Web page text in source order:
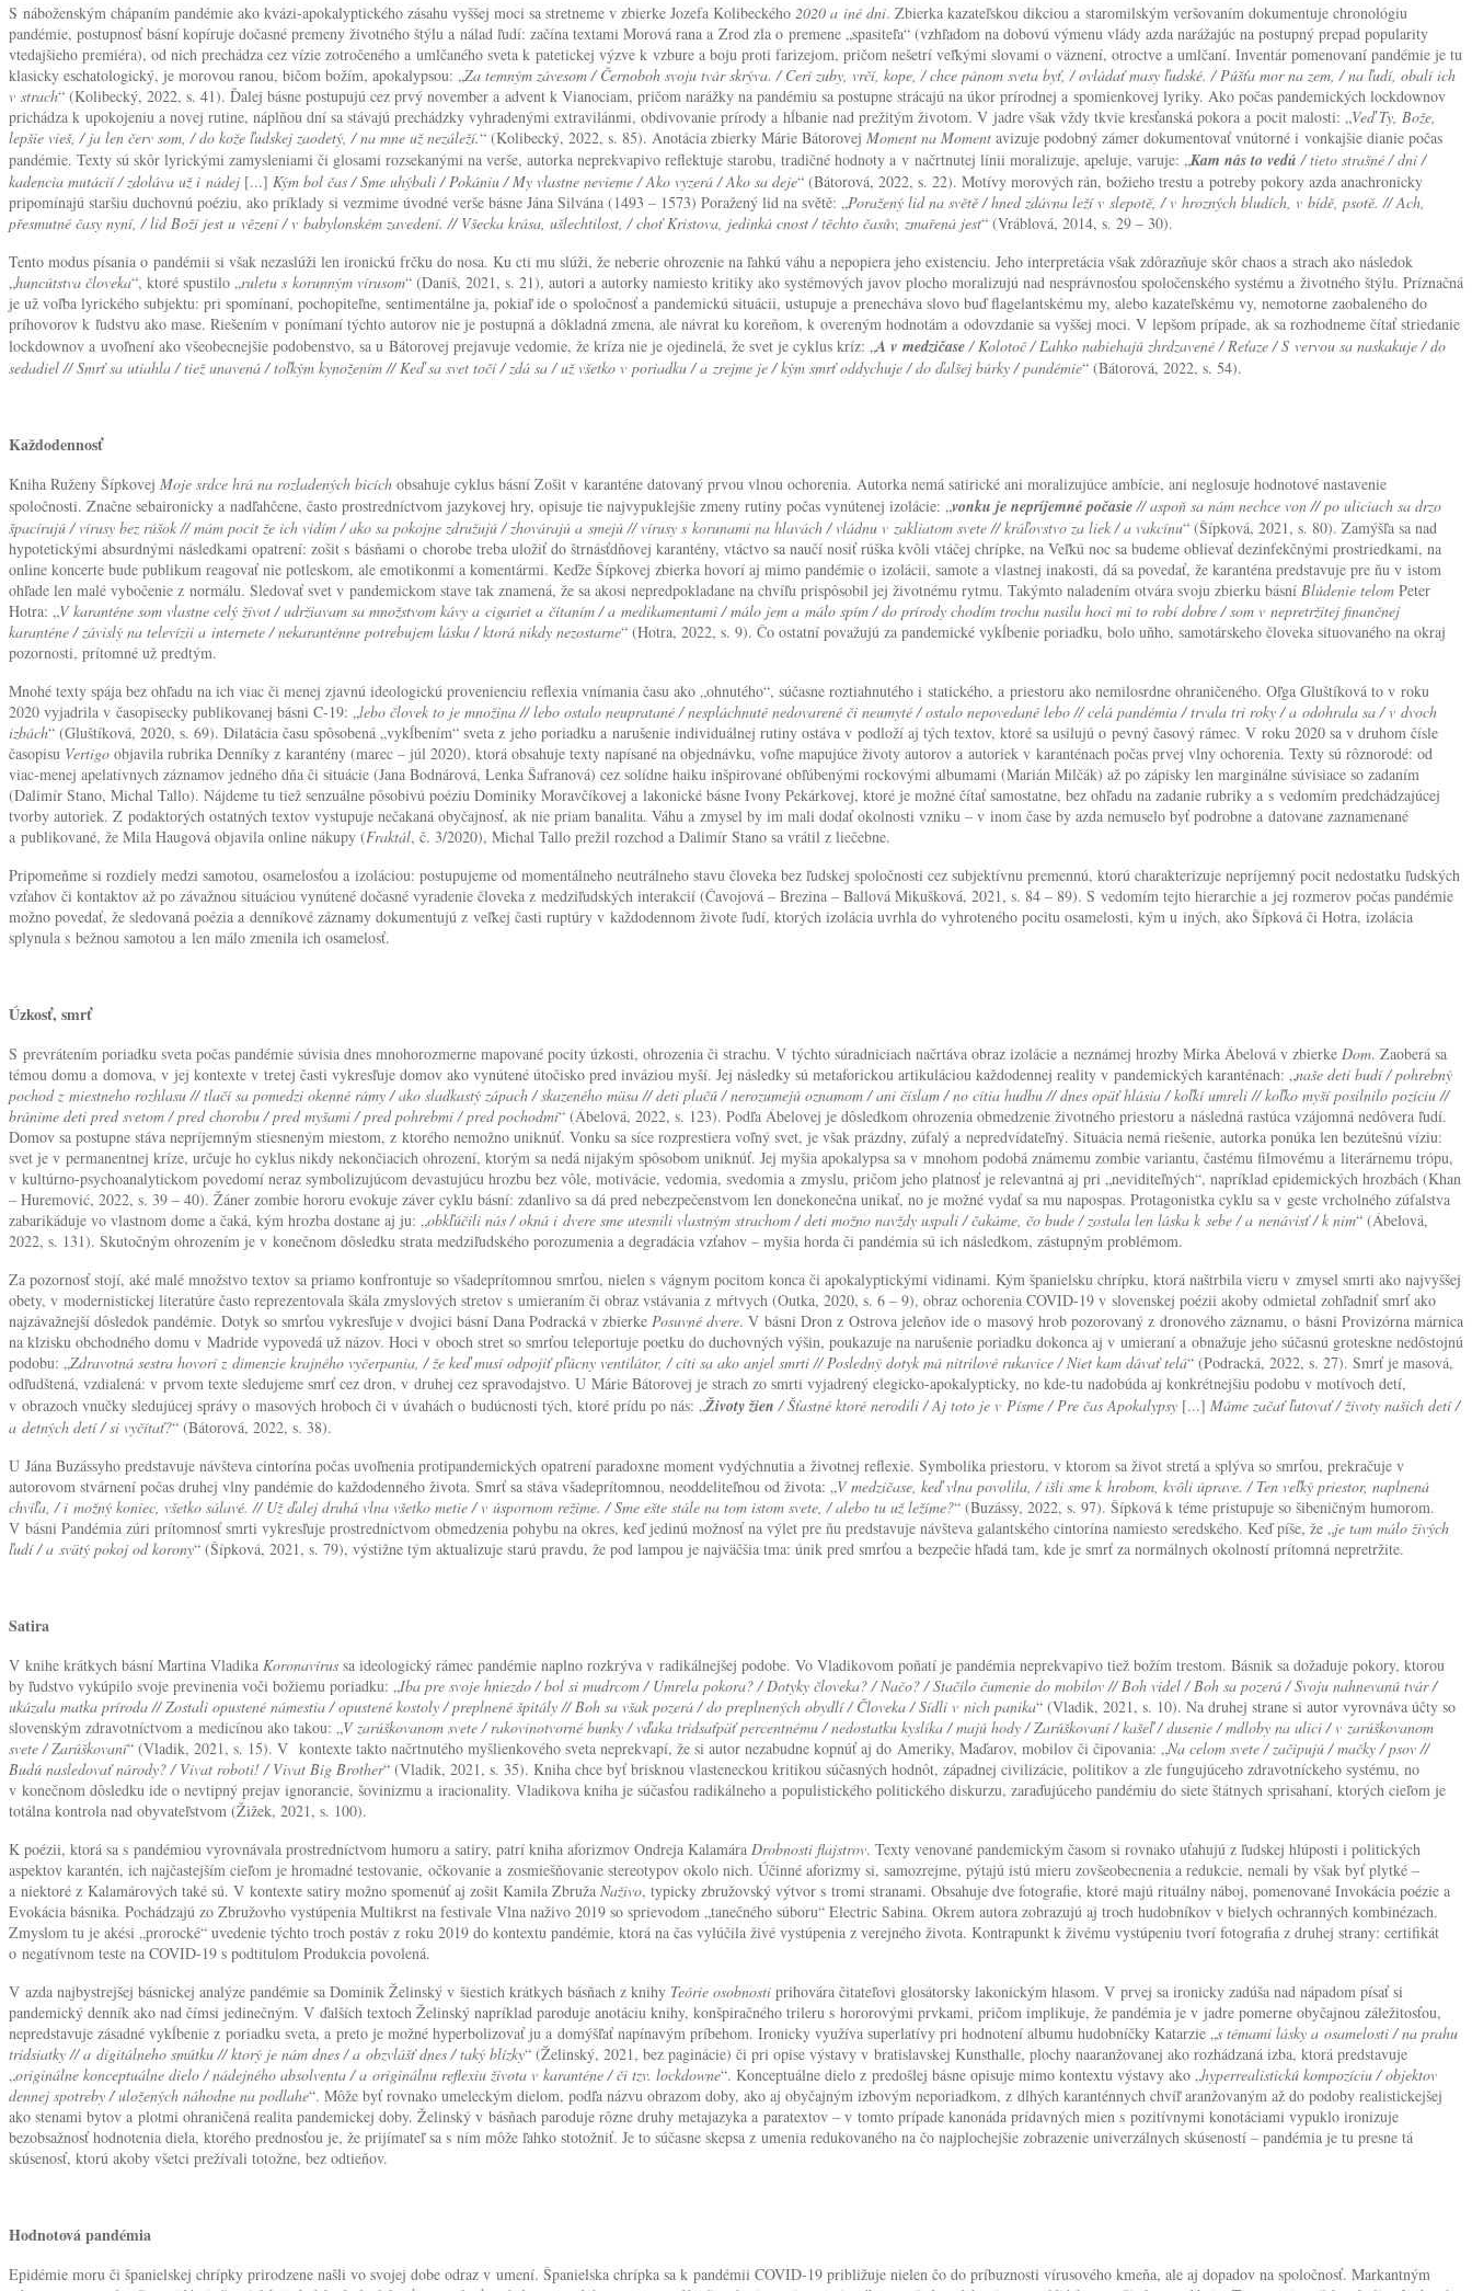
S náboženským chápaním pandémie ako kvázi-apokalyptického zásahu vyššej moci sa stretneme v zbierke Jozefa Kolibeckého 2020 a iné dni. Zbierka kazateľskou dikciou a staromilským veršovaním dokumentuje chronológiu
pandémie, postupnosť básní kopíruje dočasné premeny životného štýlu a nálad ľudí: začína textami Morová rana a Zrod zla o premene „spasiteľa“ (vzhľadom na dobovú výmenu vlády azda narážajúc na postupný prepad popularity
vtedajšieho premiéra), od nich prechádza cez vízie zotročeného a umlčaného sveta k patetickej výzve k vzbure a boju proti farizejom, pričom nešetrí veľkými slovami o väznení, otroctve a umlčaní. Inventár pomenovaní pandémie je tu
klasicky eschatologický, je morovou ranou, bičom božím, apokalypsou: „Za temným závesom / Černoboh svoju tvár skrýva. / Cerí zuby, vrčí, kope, / chce pánom sveta byť, / ovládať masy ľudské. / Púšťa mor na zem, / na ľudí, obalí ich
v strach“ (Kolibecký, 2022, s. 41). Ďalej básne postupujú cez prvý november a advent k Vianociam, pričom narážky na pandémiu sa postupne strácajú na úkor prírodnej a spomienkovej lyriky. Ako počas pandemických lockdownov
prichádza k upokojeniu a novej rutine, náplňou dní sa stávajú prechádzky vyhradenými extravilánmi, obdivovanie prírody a hĺbanie nad prežitým životom. V jadre však vždy tkvie kresťanská pokora a pocit malosti: „Veď Ty, Bože,
lepšie vieš, / ja len červ som, / do kože ľudskej zaodetý, / na mne už nezáleží.“ (Kolibecký, 2022, s. 85). Anotácia zbierky Márie Bátorovej Moment na Moment avizuje podobný zámer dokumentovať vnútorné i vonkajšie dianie počas
pandémie. Texty sú skôr lyrickými zamysleniami či glosami rozsekanými na verše, autorka neprekvapivo reflektuje starobu, tradičné hodnoty a v načrtnutej línii moralizuje, apeluje, varuje: „Kam nás to vedú/ tieto strašné / dni /
kadencia mutácií / zdoláva už i nádej [...] Kým bol čas / Sme uhýbali / Pokániu / My vlastne nevieme / Ako vyzerá / Ako sa deje“ (Bátorová, 2022, s. 22). Motívy morových rán, božieho trestu a potreby pokory azda anachronicky
pripomínajú staršiu duchovnú poéziu, ako príklady si vezmime úvodné verše básne Jána Silvána (1493 – 1573) Poražený lid na světě: „Poražený lid na světě / hned zdávna leží v slepotě, / v hrozných bludích, v bídě, psotě. // Ach,
přesmutné časy nyní, / lid Boží jest u vězení / v babylonském zavedení. // Všecka krása, ušlechtilost, / choť Kristova, jedinká cnost / těchto časův, zmařená jest“ (Vráblová, 2014, s. 29 – 30).
Tento modus písania o pandémii si však nezaslúži len ironickú frčku do nosa. Ku cti mu slúži, že neberie ohrozenie na ľahkú váhu a nepopiera jeho existenciu. Jeho interpretácia však zdôrazňuje skôr chaos a strach ako následok
„huncútstva človeka“, ktoré spustilo „ruletu s korunným vírusom“ (Daniš, 2021, s. 21), autori a autorky namiesto kritiky ako systémových javov plocho moralizujú nad nesprávnosťou spoločenského systému a životného štýlu. Príznačná
je už voľba lyrického subjektu: pri spomínaní, pochopiteľne, sentimentálne ja, pokiaľ ide o spoločnosť a pandemickú situácii, ustupuje a prenecháva slovo buď flagelantskému my, alebo kazateľskému vy, nemotorne zaobaleného do
príhovorov k ľudstvu ako mase. Riešením v ponímaní týchto autorov nie je postupná a dôkladná zmena, ale návrat ku koreňom, k overeným hodnotám a odovzdanie sa vyššej moci. V lepšom prípade, ak sa rozhodneme čítať striedanie
lockdownov a uvoľnení ako všeobecnejšie podobenstvo, sa u Bátorovej prejavuje vedomie, že kríza nie je ojedinelá, že svet je cyklus kríz: „A v medzičase/ Kolotoč / Ľahko nabiehajú zhrdzavené / Reťaze / S vervou sa naskakuje / do
sedadiel // Smrť sa utiahla / tiež unavená / toľkým kynožením // Keď sa svet točí / zdá sa / už všetko v poriadku / a zrejme je / kým smrť oddychuje / do ďalšej búrky / pandémie“ (Bátorová, 2022, s. 54).
Každodennosť
Kniha Ruženy Šípkovej Moje srdce hrá na rozladených bicích obsahuje cyklus básní Zošit v karanténe datovaný prvou vlnou ochorenia. Autorka nemá satirické ani moralizujúce ambície, ani neglosuje hodnotové nastavenie
spoločnosti. Značne sebaironicky a nadľahčene, často prostredníctvom jazykovej hry, opisuje tie najvypuklejšie zmeny rutiny počas vynútenej izolácie: „vonku je nepríjemné počasie // aspoň sa nám nechce von // po uliciach sa drzo
špacírujú / vírusy bez rúšok // mám pocit že ich vidím / ako sa pokojne združujú / zhovárajú a smejú // vírusy s korunami na hlavách / vládnu v zakliatom svete // kráľovstvo za liek / a vakcínu“ (Šípková, 2021, s. 80). Zamýšľa sa nad
hypotetickými absurdnými následkami opatrení: zošit s básňami o chorobe treba uložiť do štrnásťdňovej karantény, vtáctvo sa naučí nosiť rúška kvôli vtáčej chrípke, na Veľkú noc sa budeme oblievať dezinfekčnými prostriedkami, na
online koncerte bude publikum reagovať nie potleskom, ale emotikonmi a komentármi. Keďže Šípkovej zbierka hovorí aj mimo pandémie o izolácii, samote a vlastnej inakosti, dá sa povedať, že karanténa predstavuje pre ňu v istom
ohľade len malé vybočenie z normálu. Sledovať svet v pandemickom stave tak znamená, že sa akosi nepredpokladane na chvíľu prispôsobil jej životnému rytmu. Takýmto naladením otvára svoju zbierku básní Blúdenie telom Peter
Hotra: „V karanténe som vlastne celý život / udržiavam sa množstvom kávy a cigariet a čítaním / a medikamentami / málo jem a málo spím / do prírody chodím trochu nasilu hoci mi to robí dobre / som v nepretržitej finančnej
karanténe / závislý na televízii a internete / nekaranténne potrebujem lásku / ktorá nikdy nezostarne“ (Hotra, 2022, s. 9). Čo ostatní považujú za pandemické vykĺbenie poriadku, bolo uňho, samotárskeho človeka situovaného na okraj
pozornosti, prítomné už predtým.
Mnohé texty spája bez ohľadu na ich viac či menej zjavnú ideologickú provenienciu reflexia vnímania času ako „ohnutého“, súčasne roztiahnutého i statického, a priestoru ako nemilosrdne ohraničeného. Oľga Gluštíková to v roku
2020 vyjadrila v časopisecky publikovanej básni C-19: „lebo človek to je množina // lebo ostalo neupratané / nespláchnuté nedovarené či neumyté / ostalo nepovedané lebo // celá pandémia / trvala tri roky / a odohrala sa / v dvoch
izbách“ (Gluštíková, 2020, s. 69). Dilatácia času spôsobená „vykĺbením“ sveta z jeho poriadku a narušenie individuálnej rutiny ostáva v podloží aj tých textov, ktoré sa usilujú o pevný časový rámec. V roku 2020 sa v druhom čísle
časopisu Vertigo objavila rubrika Denníky z karantény (marec – júl 2020), ktorá obsahuje texty napísané na objednávku, voľne mapujúce životy autorov a autoriek v karanténach počas prvej vlny ochorenia. Texty sú rôznorodé: od
viac-menej apelatívnych záznamov jedného dňa či situácie (Jana Bodnárová, Lenka Šafranová) cez solídne haiku inšpirované obľúbenými rockovými albumami (Marián Milčák) až po zápisky len marginálne súvisiace so zadaním
(Dalimír Stano, Michal Tallo). Nájdeme tu tiež senzuálne pôsobivú poéziu Dominiky Moravčíkovej a lakonické básne Ivony Pekárkovej, ktoré je možné čítať samostatne, bez ohľadu na zadanie rubriky a s vedomím predchádzajúcej
tvorby autoriek. Z podaktorých ostatných textov vystupuje nečakaná obyčajnosť, ak nie priam banalita. Váhu a zmysel by im mali dodať okolnosti vzniku – v inom čase by azda nemuselo byť podrobne a datovane zaznamenané
a publikované, že Mila Haugová objavila online nákupy (Fraktál, č. 3/2020), Michal Tallo prežil rozchod a Dalimír Stano sa vrátil z liečebne.
Pripomeňme si rozdiely medzi samotou, osamelosťou a izoláciou: postupujeme od momentálneho neutrálneho stavu človeka bez ľudskej spoločnosti cez subjektívnu premennú, ktorú charakterizuje nepríjemný pocit nedostatku ľudských
vzťahov či kontaktov až po závažnou situáciou vynútené dočasné vyradenie človeka z medziľudských interakcií (Čavojová – Brezina – Ballová Mikušková, 2021, s. 84 – 89). S vedomím tejto hierarchie a jej rozmerov počas pandémie
možno povedať, že sledovaná poézia a denníkové záznamy dokumentujú z veľkej časti ruptúry v každodennom živote ľudí, ktorých izolácia uvrhla do vyhroteného pocitu osamelosti, kým u iných, ako Šípková či Hotra, izolácia
splynula s bežnou samotou a len málo zmenila ich osamelosť.
Úzkosť, smrť
S prevrátením poriadku sveta počas pandémie súvisia dnes mnohorozmerne mapované pocity úzkosti, ohrozenia či strachu. V týchto súradniciach načrtáva obraz izolácie a neznámej hrozby Mirka Ábelová v zbierke Dom. Zaoberá sa
témou domu a domova, v jej kontexte v tretej časti vykresľuje domov ako vynútené útočisko pred inváziou myší. Jej následky sú metaforickou artikuláciou každodennej reality v pandemických karanténach: „naše deti budí / pohrebný
pochod z miestneho rozhlasu // tlačí sa pomedzi okenné rámy / ako sladkastý zápach / skazeného mäsa // deti plačú / nerozumejú oznamom / ani číslam / no cítia hudbu // dnes opäť hlásia / koľkí umreli // koľko myší posilnilo pozíciu //
bránime deti pred svetom / pred chorobu / pred myšami / pred pohrebmi / pred pochodmi“ (Ábelová, 2022, s. 123). Podľa Ábelovej je dôsledkom ohrozenia obmedzenie životného priestoru a následná rastúca vzájomná nedôvera ľudí.
Domov sa postupne stáva nepríjemným stiesneným miestom, z ktorého nemožno uniknúť. Vonku sa síce rozprestiera voľný svet, je však prázdny, zúfalý a nepredvídateľný. Situácia nemá riešenie, autorka ponúka len bezútešnú víziu:
svet je v permanentnej kríze, určuje ho cyklus nikdy nekončiacich ohrození, ktorým sa nedá nijakým spôsobom uniknúť. Jej myšia apokalypsa sa v mnohom podobá známemu zombie variantu, častému filmovému a literárnemu trópu,
v kultúrno-psychoanalytickom povedomí neraz symbolizujúcom devastujúcu hrozbu bez vôle, motivácie, vedomia, svedomia a zmyslu, pričom jeho platnosť je relevantná aj pri „neviditeľných“, napríklad epidemických hrozbách (Khan
– Huremović, 2022, s. 39 – 40). Žáner zombie hororu evokuje záver cyklu básní: zdanlivo sa dá pred nebezpečenstvom len donekonečna unikať, no je možné vydať sa mu napospas. Protagonistka cyklu sa v geste vrcholného zúfalstva
zabarikáduje vo vlastnom dome a čaká, kým hrozba dostane aj ju: „obkľúčili nás / okná i dvere sme utesnili vlastným strachom / deti možno navždy uspali / čakáme, čo bude / zostala len láska k sebe / a nenávisť / k nim“ (Ábelová,
2022, s. 131). Skutočným ohrozením je v konečnom dôsledku strata medziľudského porozumenia a degradácia vzťahov – myšia horda či pandémia sú ich následkom, zástupným problémom.
Za pozornosť stojí, aké malé množstvo textov sa priamo konfrontuje so všadeprítomnou smrťou, nielen s vágnym pocitom konca či apokalyptickými vidinami. Kým španielsku chrípku, ktorá naštrbila vieru v zmysel smrti ako najvyššej
obety, v modernistickej literatúre často reprezentovala škála zmyslových stretov s umieraním či obraz vstávania z mŕtvych (Outka, 2020, s. 6 – 9), obraz ochorenia COVID-19 v slovenskej poézii akoby odmietal zohľadniť smrť ako
najzávažnejší dôsledok pandémie. Dotyk so smrťou vykresľuje v dvojici básní Dana Podracká v zbierke Posuvné dvere. V básni Dron z Ostrova jeleňov ide o masový hrob pozorovaný z dronového záznamu, o básni Provizórna márnica
na klzisku obchodného domu v Madride vypovedá už názov. Hoci v oboch stret so smrťou teleportuje poetku do duchovných výšin, poukazuje na narušenie poriadku dokonca aj v umieraní a obnažuje jeho súčasnú groteskne nedôstojnú
podobu: „Zdravotná sestra hovorí z dimenzie krajného vyčerpania, / že keď musí odpojiť pľúcny ventilátor, / cíti sa ako anjel smrti // Posledný dotyk má nitrilové rukavice / Niet kam dávať telá“ (Podracká, 2022, s. 27). Smrť je masová,
odľudštená, vzdialená: v prvom texte sledujeme smrť cez dron, v druhej cez spravodajstvo. U Márie Bátorovej je strach zo smrti vyjadrený elegicko-apokalypticky, no kde-tu nadobúda aj konkrétnejšiu podobu v motívoch detí,
v obrazoch vnučky sledujúcej správy o masových hroboch či v úvahách o budúcnosti tých, ktoré prídu po nás: „Životy žien/ Šťastné ktoré nerodili / Aj toto je v Písme / Pre čas Apokalypsy [...] Máme začať ľutovať / životy našich detí /
a detných detí / si vyčítať?“ (Bátorová, 2022, s. 38).
U Jána Buzássyho predstavuje návšteva cintorína počas uvoľnenia protipandemických opatrení paradoxne moment vydýchnutia a životnej reflexie. Symbolika priestoru, v ktorom sa život stretá a splýva so smrťou, prekračuje v
autorovom stvárnení počas druhej vlny pandémie do každodenného života. Smrť sa stáva všadeprítomnou, neoddeliteľnou od života: „V medzičase, keď vlna povolila, / išli sme k hrobom, kvôli úprave. / Ten veľký priestor, naplnená
chvíľa, / i možný koniec, všetko sálavé. // Už ďalej druhá vlna všetko metie / v úspornom režime. / Sme ešte stále na tom istom svete, / alebo tu už ležíme?“ (Buzássy, 2022, s. 97). Šípková k téme pristupuje so šibeničným humorom.
V básni Pandémia zúri prítomnosť smrti vykresľuje prostredníctvom obmedzenia pohybu na okres, keď jedinú možnosť na výlet pre ňu predstavuje návšteva galantského cintorína namiesto seredského. Keď píše, že „je tam málo živých
ľudí / a svätý pokoj od korony“ (Šípková, 2021, s. 79), výstižne tým aktualizuje starú pravdu, že pod lampou je najväčšia tma: únik pred smrťou a bezpečie hľadá tam, kde je smrť za normálnych okolností prítomná nepretržite.
Satira
V knihe krátkych básní Martina Vladika Koronavírus sa ideologický rámec pandémie naplno rozkrýva v radikálnejšej podobe. Vo Vladikovom poňatí je pandémia neprekvapivo tiež božím trestom. Básnik sa dožaduje pokory, ktorou
by ľudstvo vykúpilo svoje previnenia voči božiemu poriadku: „Iba pre svoje hniezdo / bol si mudrcom / Umrela pokora? / Dotyky človeka? / Načo? / Stačilo čumenie do mobilov // Boh videl / Boh sa pozerá / Svoju nahnevanú tvár /
ukázala matka príroda // Zostali opustené námestia / opustené kostoly / preplnené špitály // Boh sa však pozerá / do preplnených obydlí / Človeka / Sídli v nich panika“ (Vladik, 2021, s. 10). Na druhej strane si autor vyrovnáva účty so
slovenským zdravotníctvom a medicínou ako takou: „V zarúškovanom svete / rakovinotvorné bunky / vďaka tridsaťpäť percentnému / nedostatku kyslíka / majú hody / Zarúškovaní / kašeľ / dusenie / mdloby na ulici / v zarúškovanom
svete / Zarúškovaní“ (Vladik, 2021, s. 15). V kontexte takto načrtnutého myšlienkového sveta neprekvapí, že si autor nezabudne kopnúť aj do Ameriky, Maďarov, mobilov či čipovania: „Na celom svete / začipujú / mačky / psov //
Budú nasledovať národy? / Vivat roboti! / Vivat Big Brother“ (Vladik, 2021, s. 35). Kniha chce byť brisknou vlasteneckou kritikou súčasných hodnôt, západnej civilizácie, politikov a zle fungujúceho zdravotníckeho systému, no
v konečnom dôsledku ide o nevtipný prejav ignorancie, šovinizmu a iracionality. Vladikova kniha je súčasťou radikálneho a populistického politického diskurzu, zaraďujúceho pandémiu do siete štátnych sprisahaní, ktorých cieľom je
totálna kontrola nad obyvateľstvom (Žižek, 2021, s. 100).
K poézii, ktorá sa s pandémiou vyrovnávala prostredníctvom humoru a satiry, patrí kniha aforizmov Ondreja Kalamára Drobnosti flajstrov. Texty venované pandemickým časom si rovnako uťahujú z ľudskej hlúposti i politických
aspektov karantén, ich najčastejším cieľom je hromadné testovanie, očkovanie a zosmiešňovanie stereotypov okolo nich. Účinné aforizmy si, samozrejme, pýtajú istú mieru zovšeobecnenia a redukcie, nemali by však byť plytké –
a niektoré z Kalamárových také sú. V kontexte satiry možno spomenúť aj zošit Kamila Zbruža Naživo, typicky zbružovský výtvor s tromi stranami. Obsahuje dve fotografie, ktoré majú rituálny náboj, pomenované Invokácia poézie a
Evokácia básnika. Pochádzajú zo Zbružovho vystúpenia Multikrst na festivale Vlna naživo 2019 so sprievodom „tanečného súboru“ Electric Sabina. Okrem autora zobrazujú aj troch hudobníkov v bielych ochranných kombinézach.
Zmyslom tu je akési „prorocké“ uvedenie týchto troch postáv z roku 2019 do kontextu pandémie, ktorá na čas vylúčila živé vystúpenia z verejného života. Kontrapunkt k živému vystúpeniu tvorí fotografia z druhej strany: certifikát
o negatívnom teste na COVID-19 s podtitulom Produkcia povolená.
V azda najbystrejšej básnickej analýze pandémie sa Dominik Želinský v šiestich krátkych básňach z knihy Teórie osobnosti prihovára čitateľovi glosátorsky lakonickým hlasom. V prvej sa ironicky zadúša nad nápadom písať si
pandemický denník ako nad čímsi jedinečným. V ďalších textoch Želinský napríklad paroduje anotáciu knihy, konšpiračného trileru s hororovými prvkami, pričom implikuje, že pandémia je v jadre pomerne obyčajnou záležitosťou,
nepredstavuje zásadné vykĺbenie z poriadku sveta, a preto je možné hyperbolizovať ju a domýšľať napínavým príbehom. Ironicky využíva superlatívy pri hodnotení albumu hudobníčky Katarzie „s témami lásky a osamelosti / na prahu
tridsiatky // a digitálneho smútku // ktorý je nám dnes / a obzvlášť dnes / taký blízky“ (Želinský, 2021, bez paginácie) či pri opise výstavy v bratislavskej Kunsthalle, plochy naaranžovanej ako rozhádzaná izba, ktorá predstavuje
„originálne konceptuálne dielo / nádejného absolventa / a originálnu reflexiu života v karanténe / či tzv. lockdowne“. Konceptuálne dielo z predošlej básne opisuje mimo kontextu výstavy ako „hyperrealistickú kompozíciu / objektov
dennej spotreby / uložených náhodne na podlahe“. Môže byť rovnako umeleckým dielom, podľa názvu obrazom doby, ako aj obyčajným izbovým neporiadkom, z dlhých karanténnych chvíľ aranžovaným až do podoby realistickejšej
ako stenami bytov a plotmi ohraničená realita pandemickej doby. Želinský v básňach paroduje rôzne druhy metajazyka a paratextov – v tomto prípade kanonáda prídavných mien s pozitívnymi konotáciami vypuklo ironizuje
bezobsažnosť hodnotenia diela, ktorého prednosťou je, že prijímateľ sa s ním môže ľahko stotožniť. Je to súčasne skepsa z umenia redukovaného na čo najplochejšie zobrazenie univerzálnych skúseností – pandémia je tu presne tá
skúsenosť, ktorú akoby všetci prežívali totožne, bez odtieňov.
Hodnotová pandémia
Epidémie moru či španielskej chrípky prirodzene našli vo svojej dobe odraz v umení. Španielska chrípka sa k pandémii COVID-19 približuje nielen čo do príbuznosti vírusového kmeňa, ale aj dopadov na spoločnosť. Markantným